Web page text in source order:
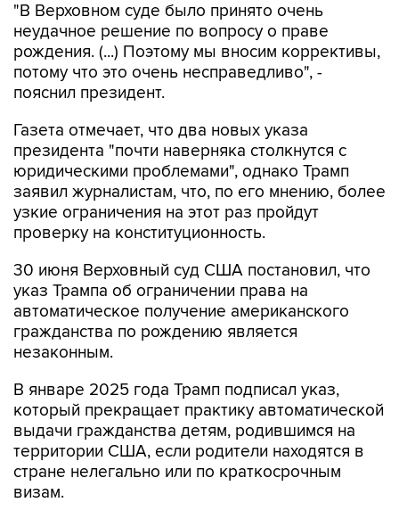
"В Верховном суде было принято очень
неудачное решение по вопросу о праве
рождения. (...) Поэтому мы вносим коррективы,
потому что это очень несправедливо", -
пояснил президент.
Газета отмечает, что два новых указа
президента "почти наверняка столкнутся с
юридическими проблемами", однако Трамп
заявил журналистам, что, по его мнению, более
узкие ограничения на этот раз пройдут
проверку на конституционность.
30 июня Верховный суд США постановил, что
указ Трампа об ограничении права на
автоматическое получение американского
гражданства по рождению является
незаконным.
В январе 2025 года Трамп подписал указ,
который прекращает практику автоматической
выдачи гражданства детям, родившимся на
территории США, если родители находятся в
стране нелегально или по краткосрочным
визам.